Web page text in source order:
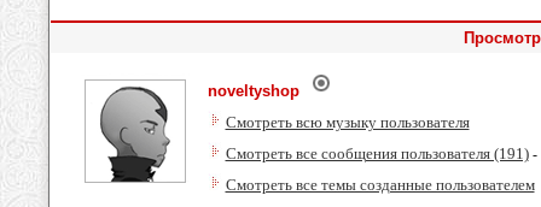
noveltyshop
Смотреть всю музыку пользователя
Смотреть все сообщения пользователя (191)-
Смотреть все темы созданные пользователем